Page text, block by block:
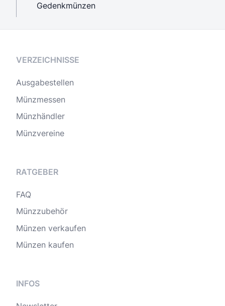
Gedenkmünzen
VERZEICHNISSE
Ausgabestellen
Münzmessen
Münzhändler
Münzvereine
RATGEBER
FAQ
Münzzubehör
Münzen verkaufen
Münzen kaufen
INFOS